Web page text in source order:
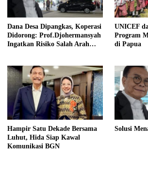
Dana Desa Dipangkas, Koperasi
Didorong: Prof.Djohermansyah
Ingatkan Risiko Salah Arah
UNICEF
Program
di Papua
Hampir Satu Dekade Bersama
Luhut, Hida Siap Kawal
Komunikasi BGN
Solusi